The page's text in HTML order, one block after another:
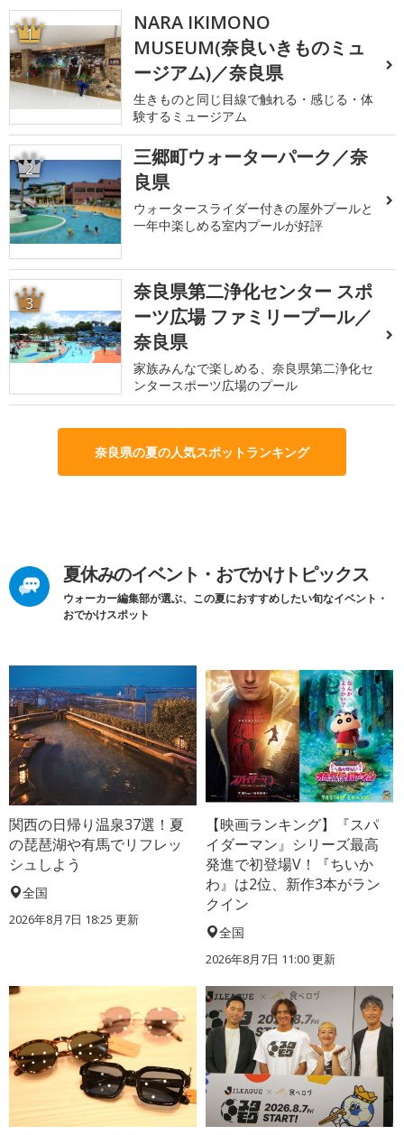
1
NARA IKIMONO
MUSEUM(奈良いきものミュ
ージアム)／奈良県
生きものと同じ目線で触れる・感じる・体
験するミュージアム
2
三郷町ウォーターパーク／奈
良県
ウォータースライダー付きの屋外プールと
一年中楽しめる室内プールが好評
3
奈良県第二浄化センター スポ
ーツ広場 ファミリープール／
奈良県
家族みんなで楽しめる、奈良県第二浄化セ
ンタースポーツ広場のプール
奈良県の夏の人気スポットランキング
夏休みのイベント・おでかけトピックス
ウォーカー編集部が選ぶ、この夏におすすめしたい旬なイベント・
おでかけスポット
関西の日帰り温泉37選！夏
の琵琶湖や有馬でリフレッ
シュしよう
全国
2026年8月7日 18:25 更新
【映画ランキング】『スパ
イダーマン』シリーズ最高
発進で初登場V！『ちいか
わ』は2位、新作3本がラン
クイン
全国
2026年8月7日 11:00更新